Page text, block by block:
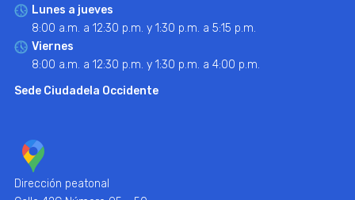
Lunes a jueves
8:00 a.m. a 12:30 p.m. y 1:30 p.m. a 5:15 p.m.
Viernes
8:00 a.m. a 12:30 p.m. y 1:30 p.m. a 4:00 p.m.
Sede Ciudadela Occidente
Dirección peatonal